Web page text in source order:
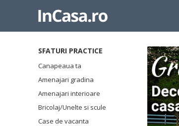
SFATURI PRACTICE
Canapeaua ta
Amenajari gradina
Amenajari interioare
Bricolaj/Unelte si scule
Case de vacanta